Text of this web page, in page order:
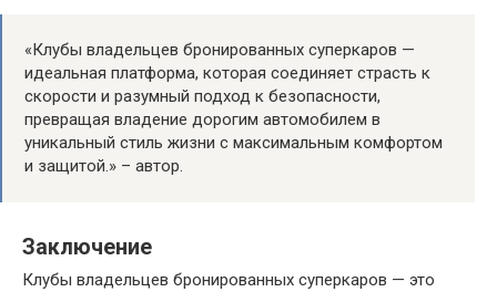
«Клубы владельцев бронированных суперкаров —
идеальная платформа, которая соединяет страсть к
скорости и разумный подход к безопасности,
превращая владение дорогим автомобилем в
уникальный стиль жизни с максимальным комфортом
и защитой.» – автор.
Заключение
Клубы владельцев бронированных суперкаров — это